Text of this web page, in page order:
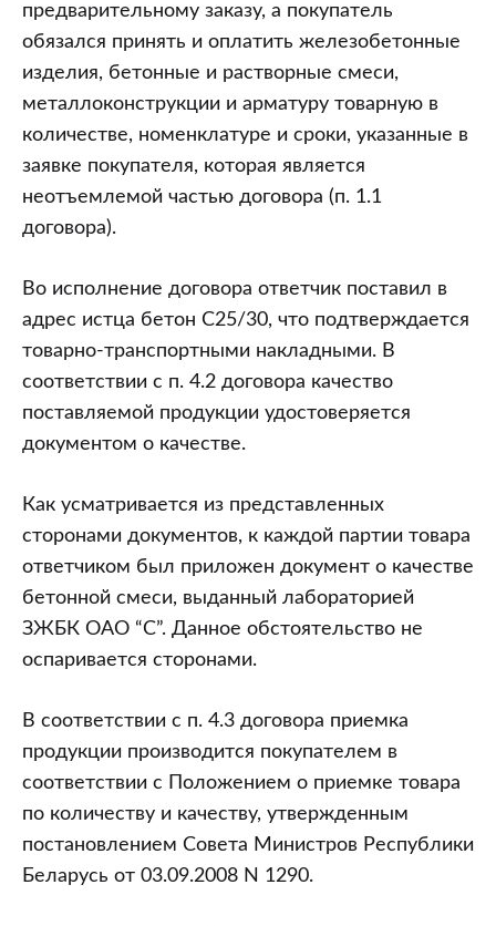
предварительному заказу, а покупатель
обязался принять и оплатить железобетонные
изделия, бетонные и растворные смеси,
металлоконструкции и арматуру товарную в
количестве, номенклатуре и сроки, указанные в
заявке покупателя, которая является
неотъемлемой частью договора (п. 1.1
договора).
Во исполнение договора ответчик поставил в
адрес истца бетон С25/30, что подтверждается
товарно-транспортными накладными. В
соответствии с п. 4.2 договора качество
поставляемой продукции удостоверяется
документом о качестве.
Как усматривается из представленных
сторонами документов, к каждой партии товара
ответчиком был приложен документ о качестве
бетонной смеси, выданный лабораторией
ЗЖБК ОАО “С”. Данное обстоятельство не
оспаривается сторонами.
В соответствии с п. 4.3 договора приемка
продукции производится покупателем в
соответствии с Положением о приемке товара
по количеству и качеству, утвержденным
постановлением Совета Министров Республики
Беларусь от 03.09.2008 N 1290.